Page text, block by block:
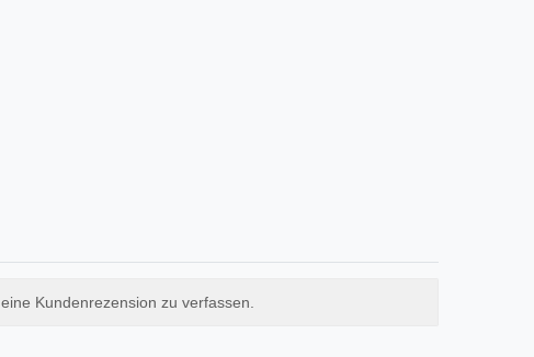
Kundenrezension zu verfassen.